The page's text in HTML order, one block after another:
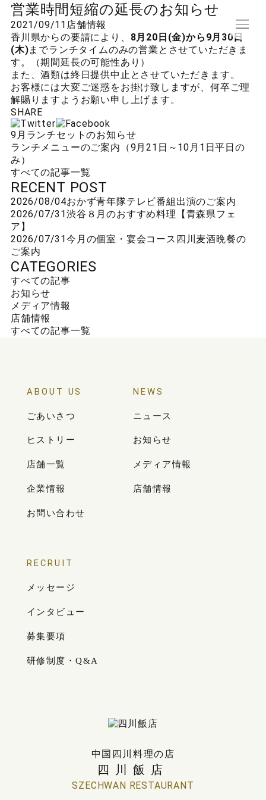
営業時間短縮の延長のお知らせ
2021/09/11 店舗情報
香川県からの要請により、 8月20日(金)から9月30日
(木)までランチタイムのみの営業とさせていただきま
す。（期間延長の可能性あり）
また、酒類は終日提供中止とさせていただきます。
お客様には大変ご迷惑をお掛け致しますが、何卒ご理
解賜りますようお願い申し上げます。
SHARE
9月ランチセットのお知らせ
ランチメニューのご案内（9月21日～10月1日平日の
み）
すべての記事一覧
RECENT POST
2026/08/04おかず青年隊テレビ番組出演のご案内
2026/07/31渋谷 ８月のおすすめ料理【青森県フェ
ア】
2026/07/31今月の個室・宴会コース 四川麦酒晩餐の
ご案内
CATEGORIES
すべての記事
お知らせ
メディア情報
店舗情報
すべての記事一覧
ABOUT US
ごあいさつ
ヒストリー
店舗一覧
企業情報
お問い合わせ
NEWS
ニュース
お知らせ
メディア情報
店舗情報
RECRUIT
メッセージ
インタビュー
募集要項
研修制度・Q&A
中国四川料理の店
四川飯店
SZECHWAN RESTAURANT